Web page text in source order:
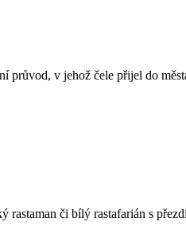
v jehož čele přijel do
rastaman či bílý rastafarián s